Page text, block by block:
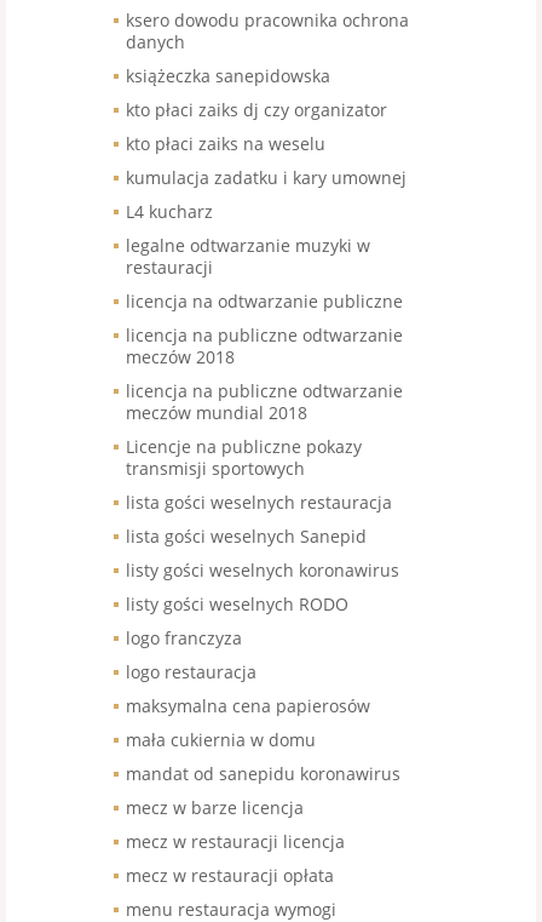
ksero dowodu pracownika ochrona
danych
książeczka sanepidowska
kto płaci zaiks dj czy organizator
kto płaci zaiks na weselu
kumulacja zadatku i kary umownej
L4 kucharz
legalne odtwarzanie muzyki w
restauracji
licencja na odtwarzanie publiczne
licencja na publiczne odtwarzanie
meczów 2018
licencja na publiczne odtwarzanie
meczów mundial 2018
Licencje na publiczne pokazy
transmisji sportowych
lista gości weselnych restauracja
lista gości weselnych Sanepid
listy gości weselnych koronawirus
listy gości weselnych RODO
logo franczyza
logo restauracja
maksymalna cena papierosów
mała cukiernia w domu
mandat od sanepidu koronawirus
mecz w barze licencja
mecz w restauracji licencja
mecz w restauracji opłata
menu restauracja wymogi